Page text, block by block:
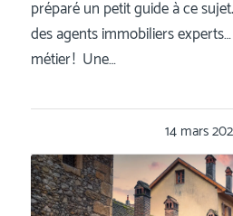
préparé un petit guide à ce
des agents immobiliers
métier ! Une…
14 mars